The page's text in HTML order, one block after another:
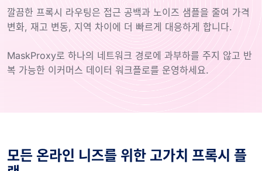
깔끔한 프록시 라우팅은 접근 공백과 노이즈 샘플을 줄여 가격
변화, 재고 변동, 지역 차이에 더 빠르게 대응하게 합니다.
MaskProxy로 하나의 네트워크 경로에 과부하를 주지 않고 반
복 가능한 이커머스 데이터 워크플로를 운영하세요.
모든 온라인 니즈를 위한 고가치 프록시 플